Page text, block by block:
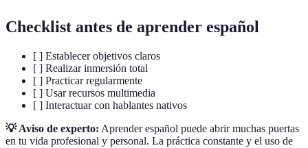
Checklist antes de aprender español
[ ] Establecer objetivos claros
[ ] Realizar inmersión total
[ ] Practicar regularmente
[ ] Usar recursos multimedia
[ ] Interactuar con hablantes nativos
💡 Aviso de experto: Aprender español puede abrir muchas puertas
en tu vida profesional y personal. La práctica constante y el uso de